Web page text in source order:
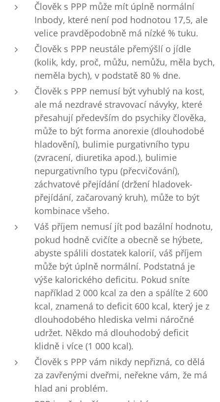
Člověk s PPP může mít úplně normální
Inbody, které není pod hodnotou 17,5, ale
velice pravděpodobně má nízké % tuku.
Člověk s PPP neustále přemýšlí o jídle
(kolik, kdy, proč, můžu, nemůžu, měla bych,
neměla bych), v podstatě 80 % dne.
Člověk s PPP nemusí být vyhublý na kost,
ale má nezdravé stravovací návyky, které
přesahují především do psychiky člověka,
může to být forma anorexie (dlouhodobé
hladovění), bulimie purgativního typu
(zvracení, diuretika apod.), bulimie
nepurgativního typu (přecvičování),
záchvatové přejídání (držení hladovek-
přejídání, začarovaný kruh), může to být
kombinace všeho.
Váš příjem nemusí jít pod bazální hodnotu,
pokud hodně cvičíte a obecně se hýbete,
abyste spálili dostatek kalorií, váš příjem
může být úplně normální. Podstatná je
výše kalorického deficitu. Pokud sníte
například 2 000 kcal za den a spálíte 2 600
kcal, znamená to deficit 600 kcal, který je z
dlouhodobého hlediska velmi náročné
udržet. Někdo má dlouhodobý deficit
klidně i více (1 000 kcal).
Člověk s PPP vám nikdy nepřizná, co dělá
za zavřenými dveřmi, neřekne vám, že má
hlad ani problém.